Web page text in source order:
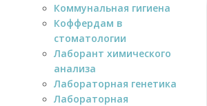
Коммунальная гигиена
Коффердам в
стоматологии
Лаборант химического
анализа
Лабораторная генетика
Лабораторная